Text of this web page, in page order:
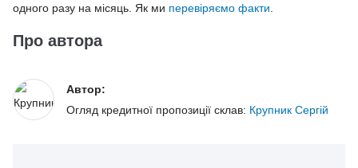
одного разу на місяць. Як ми перевіряємо факти
Про автора
Автор:
Огляд кредитної пропозиції склав: Крупник Сергій